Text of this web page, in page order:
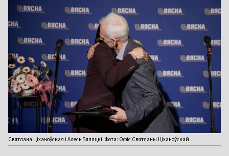
Святлана Ціханоўская і Алесь Бяляцкі. Фота: Офіс Святланы Ціханоўскай